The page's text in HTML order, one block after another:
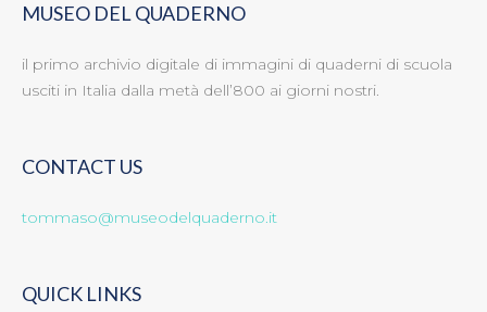
MUSEO DEL QUADERNO
il primo archivio digitale di immagini di quaderni di scuola
usciti in Italia dalla metà dell’800 ai giorni nostri.
CONTACT US
tommaso@museodelquaderno.it
QUICK LINKS